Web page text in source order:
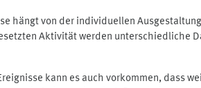
hängt von der individuellen
Aktivität werden unterschiedliche
kann es auch vorkommen, dass